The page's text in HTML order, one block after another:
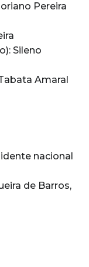
Pereira
Sileno
Amaral
nacional
de Barros,